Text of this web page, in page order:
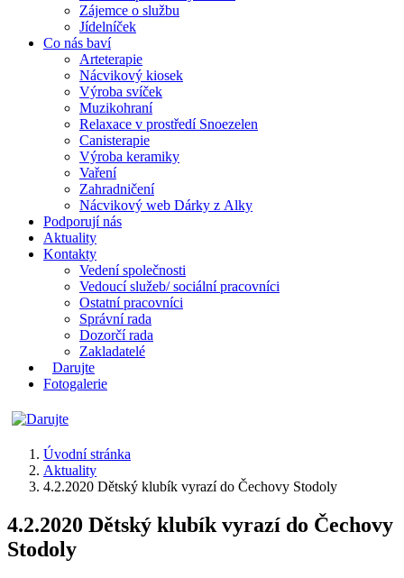
Zájemce o službu
Jídelníček
Co nás baví
Arteterapie
Nácvikový kiosek
Výroba svíček
Muzikohraní
Relaxace v prostředí Snoezelen
Canisterapie
Výroba keramiky
Vaření
Zahradničení
Nácvikový web Dárky z Alky
Podporují nás
Aktuality
Kontakty
Vedení společnosti
Vedoucí služeb/ sociální pracovníci
Ostatní pracovníci
Správní rada
Dozorčí rada
Zakladatelé
Darujte
Fotogalerie
Úvodní stránka
Aktuality
4.2.2020 Dětský klubík vyrazí do Čechovy Stodoly
4.2.2020 Dětský klubík vyrazí do Čechovy
Stodoly